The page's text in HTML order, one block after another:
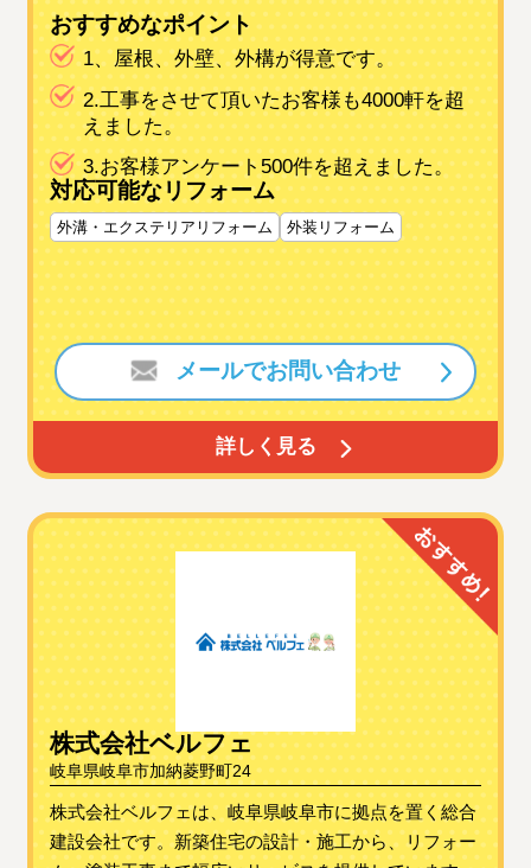
おすすめなポイント
1、屋根、外壁、外構が得意です。
2.工事をさせて頂いたお客様も4000軒を超
えました。
3.お客様アンケート500件を超えました。
対応可能なリフォーム
外溝・エクステリアリフォーム 外装リフォーム
詳しく見る
メールでお問い合わせ
株式会社ベルフェ
岐阜県岐阜市加納菱野町24
株式会社ベルフェは、岐阜県岐阜市に拠点を置く総合
建設会社です。新築住宅の設計・施工から、リフォー